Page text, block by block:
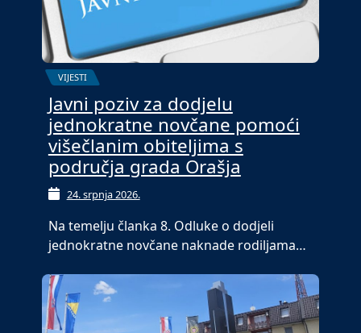
VIJESTI
Javni poziv za dodjelu
jednokratne novčane pomoći
višečlanim obiteljima s
područja grada Orašja
24. srpnja 2026.
Na temelju članka 8. Odluke o dodjeli
jednokratne novčane naknade rodiljama…